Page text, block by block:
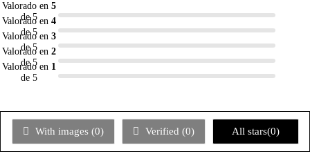
Valorado en 5
de 5
Valorado en 4
de 5
Valorado en 3
de 5
Valorado en 2
de 5
Valorado en 1
de 5
With images (0) Verified (0) All stars(0)